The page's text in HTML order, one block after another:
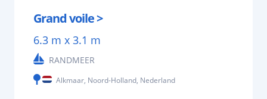
Grand voile >
6.3 m x 3.1 m
RANDMEER
Alkmaar, Noord-Holland, Nederland